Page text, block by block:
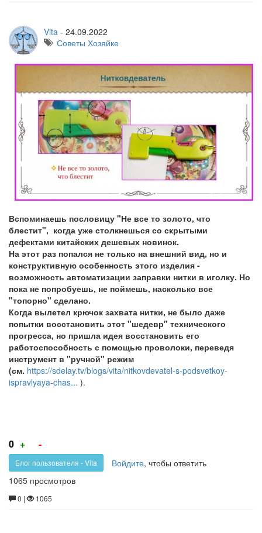
Vita - 24.09.2022
Советы Хозяйке
Вспоминаешь пословицу "Не все то золото, что
блестит", когда уже столкнешься со скрытыми
дефектами китайских дешевых новинок.
На этот раз попался не только на внешний вид, но и
конструктивную особенность этого изделия -
возможность автоматизации заправки нитки в иголку. Но
пока не попробуешь, не поймешь, насколько все
"топорно" сделано.
Когда вылетел крючок захвата нитки, не было даже
попытки восстановить этот "шедевр" технического
прогресса, но пришла идея восстановить его
работоспособность с помощью проволоки, переведя
инструмент в "ручной" режим
(см. https://sdelay.tv/blogs/vita/nitkovdevatel-s-podsvetkoy-
ispravlyaya-chas... ).
0 +
за!
-
против!
Блог пользователя - Vita Войдите, чтобы ответить
1065 просмотров
0 | 1065